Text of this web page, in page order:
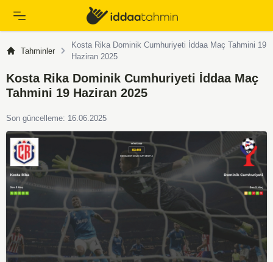
Tahminler
Kosta Rika Dominik Cumhuriyeti İddaa Maç Tahmini 19
Haziran 2025
Kosta Rika Dominik Cumhuriyeti İddaa Maç
Tahmini 19 Haziran 2025
Son güncelleme: 16.06.2025